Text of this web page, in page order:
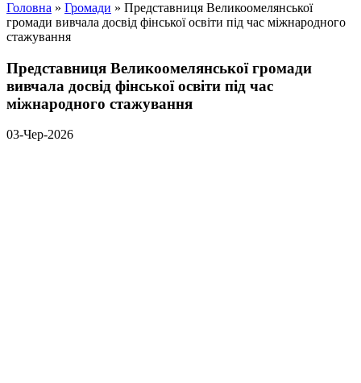
Головна » Громади » Представниця Великоомелянської
громади вивчала досвід фінської освіти під час міжнародного
стажування
Представниця Великоомелянської громади
вивчала досвід фінської освіти під час
міжнародного стажування
03-Чер-2026